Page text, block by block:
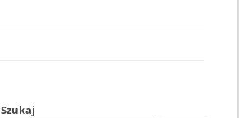
Szukaj